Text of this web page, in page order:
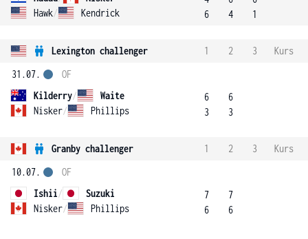
Hawk/ Kendrick
6
4
1
Lexington challenger 1 2 3
Kurs
31.07.
Kilderry/
Waite
Nisker/ Phillips
OF
6
3
6
3
Granby challenger 1 2 3
Kurs
10.07.
Ishii/
Suzuki
Nisker/ Phillips
OF
7
6
7
6